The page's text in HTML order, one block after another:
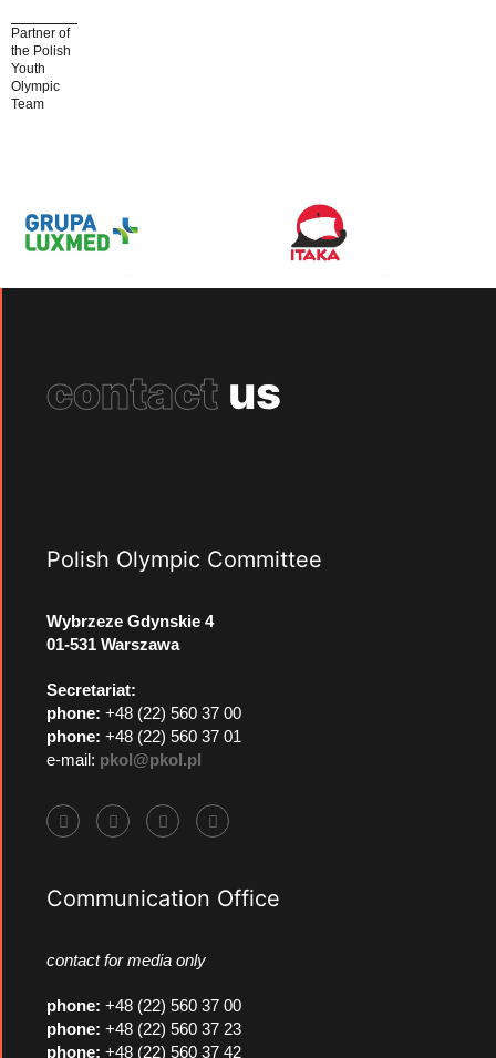
Partner of
the Polish
Youth
Olympic
Team
contact us
Polish Olympic Committee
Wybrzeze Gdynskie 4
01-531 Warszawa
Secretariat:
phone: +48 (22) 560 37 00
phone: +48 (22) 560 37 01
e-mail: pkol@pkol.pl
Communication Office
contact for media only
phone: +48 (22) 560 37 00
phone: +48 (22) 560 37 23
phone: +48 (22) 560 37 42